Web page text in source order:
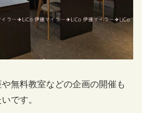
無料教室などの企画の開催も
です。